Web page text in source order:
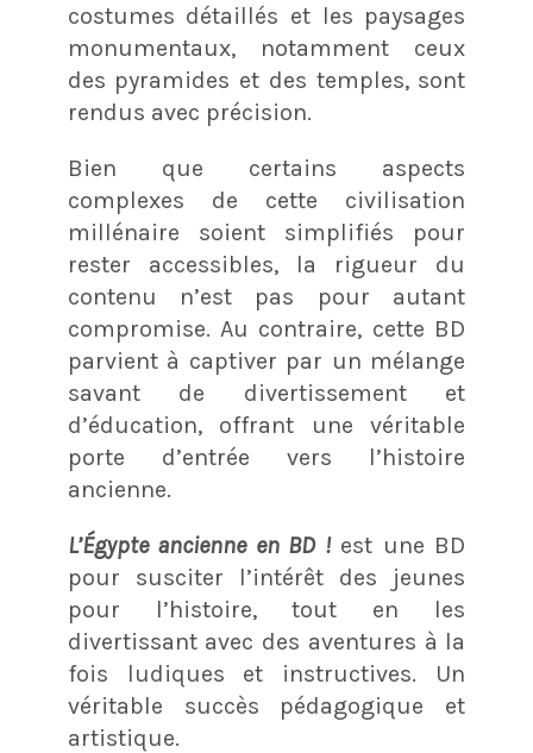
costumes détaillés et les paysages
monumentaux, notamment ceux
des pyramides et des temples, sont
rendus avec précision.
Bien que certains aspects
complexes de cette civilisation
millénaire soient simplifiés pour
rester accessibles, la rigueur du
contenu n’est pas pour autant
compromise. Au contraire, cette BD
parvient à captiver par un mélange
savant de divertissement et
d’éducation, offrant une véritable
porte d’entrée vers l’histoire
ancienne.
L’Égypte ancienne en BD !est une BD
pour susciter l’intérêt des jeunes
pour l’histoire, tout en les
divertissant avec des aventures à la
fois ludiques et instructives. Un
véritable succès pédagogique et
artistique.